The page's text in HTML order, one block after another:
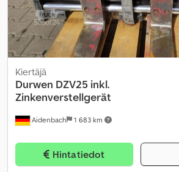
Aidenbach 1 683 km
Kiertäjä
Durwen DZV25 inkl.
Zinkenverstellgerät
Hintatiedot